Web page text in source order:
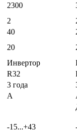
2300
2
40
20
Инвертор
R32
3 года
A
-15...+43